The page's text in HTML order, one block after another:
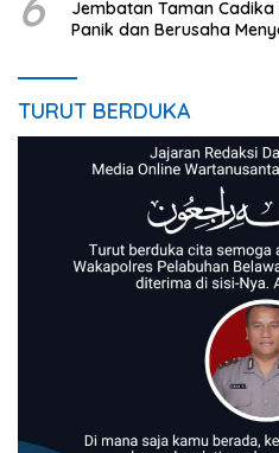
Jembatan Taman Cadika
Panik dan Berusaha
TURUT BERDUKA